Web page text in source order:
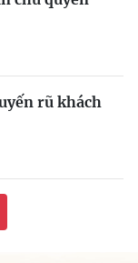
rũ khách